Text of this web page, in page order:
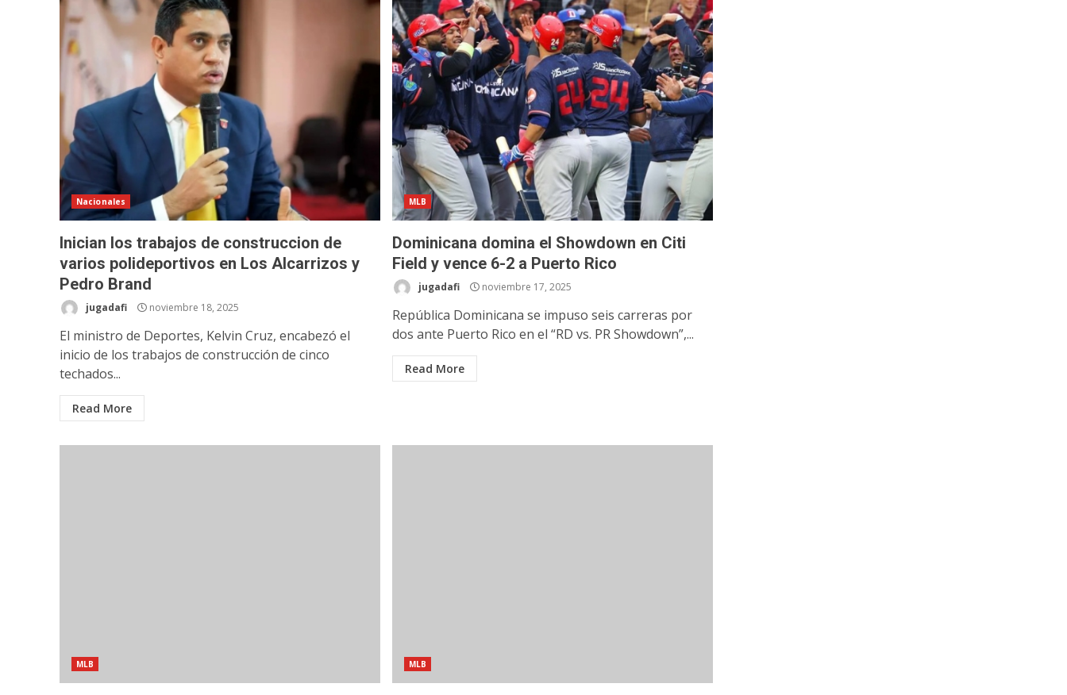
Nacionales
Inician los trabajos de construccion de
varios polideportivos en Los Alcarrizos y
Pedro Brand
jugadafi noviembre 18, 2025
El ministro de Deportes, Kelvin Cruz, encabezó el
inicio de los trabajos de construcción de cinco
techados...
Read More
MLB
Dominicana domina el Showdown en Citi
Field y vence 6-2 a Puerto Rico
jugadafi noviembre 17, 2025
República Dominicana se impuso seis carreras por
dos ante Puerto Rico en el “RD vs. PR Showdown”,...
Read More
MLB MLB